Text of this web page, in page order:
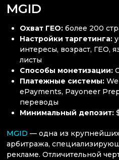
MGID
Охват ГЕО:более 200
Настройки таргетинга:
интересы, возраст, ГЕО,
листы
Способы монетизации:
Платежные системы:
ePayments, Payoneer
переводы
Минимальный депозит:
MGID — одна из
арбитража,
рекламе. Отличительной